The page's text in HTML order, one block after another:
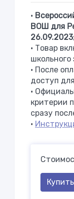
•
ВОШ для
26.09.2023;
• Товар
школьного
• После
доступ
•
критерии
сразу
•